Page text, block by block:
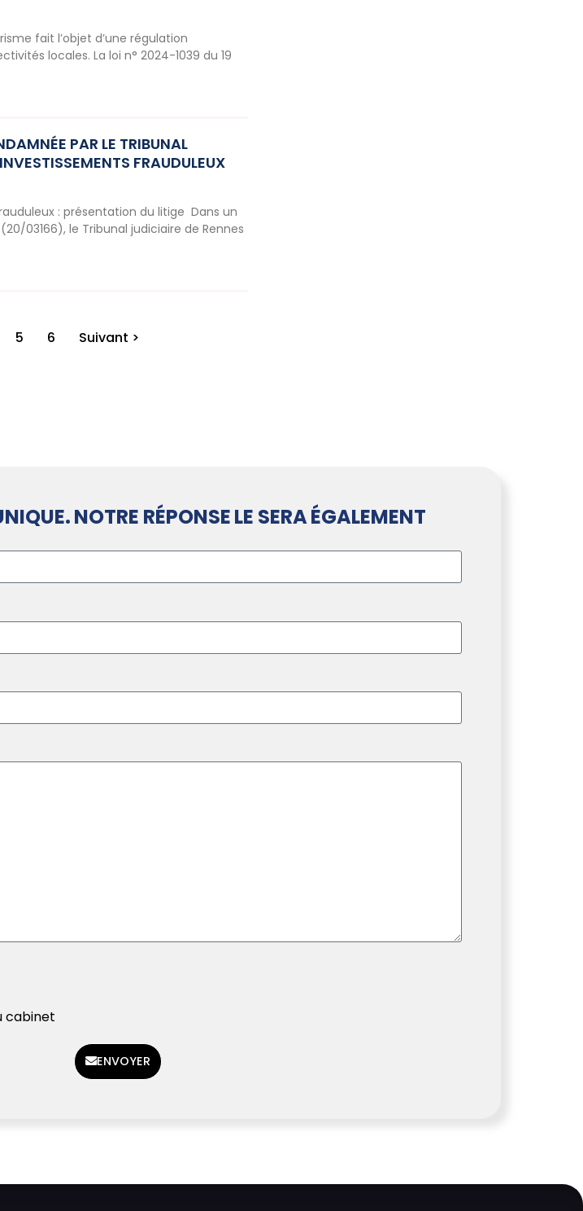
fait l’objet d’une régulation
locales. La loi n° 2024-1039 du 19
PAR LE TRIBUNAL
FRAUDULEUX
: présentation du litige Dans un
03166), le Tribunal judiciaire de Rennes
5 6 Suivant >
NOTRE RÉPONSE LE SERA ÉGALEMENT
cabinet
ENVOYER